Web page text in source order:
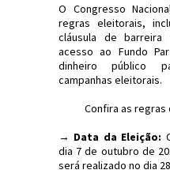
O Congresso
regras eleitorais,
cláusula de
acesso ao Fundo
dinheiro público
campanhas eleitorais.
Confira as regras
→ Data da Eleição:
dia 7 de outubro de
será realizado no dia